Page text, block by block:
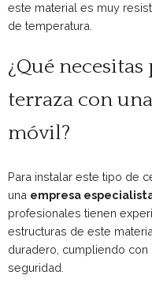
este material es muy
de temperatura.
¿Qué
terraza con
móvil?
Para instalar este tipo de
una empresa
profesionales tienen
estructuras de este
duradero, cumpliendo
seguridad.